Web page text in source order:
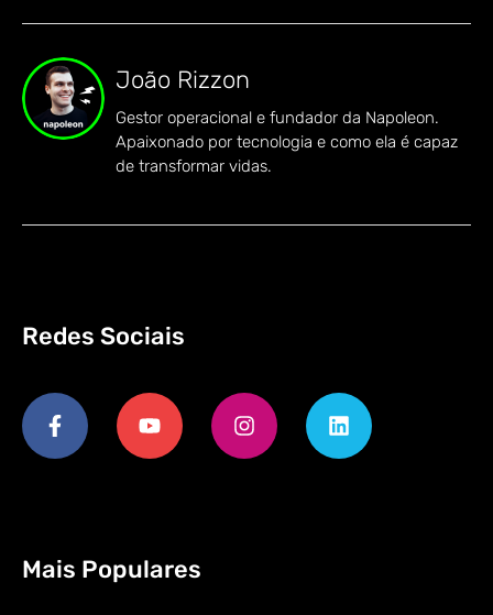
João Rizzon
Gestor operacional e fundador da Napoleon.
Apaixonado por tecnologia e como ela é capaz
de transformar vidas.
Redes Sociais
Mais Populares